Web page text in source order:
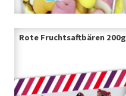
Rote Fruchtsaftbären 200g